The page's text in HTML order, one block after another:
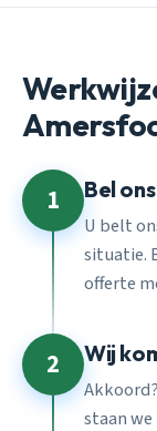
1 Bel ons
U belt
situatie.
offerte
2 Wij
staan